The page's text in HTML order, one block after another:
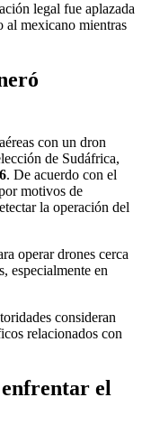
legal fue aplazada
al mexicano mientras
con un dron
de Sudáfrica,
. De acuerdo con el
motivos de
la operación del
operar drones cerca
especialmente en
consideran
relacionados con
enfrentar el